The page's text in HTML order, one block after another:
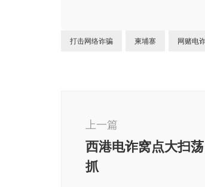
打击网络诈骗 柬埔寨 网赌电
上一篇
西港电诈窝点大扫
抓